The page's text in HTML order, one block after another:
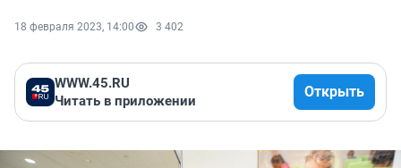
18 февраля 2023, 14:00 3 402
WWW.45.RU
Читать в приложении
Открыть